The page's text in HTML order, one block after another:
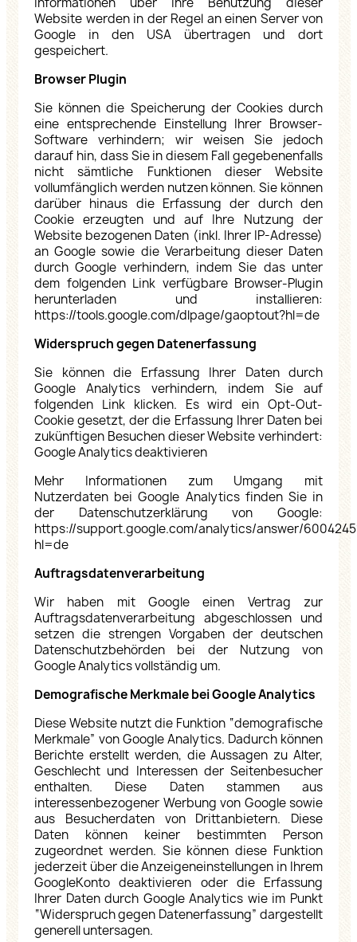
Website werden in der Regel an einen Server von
Google in den USA übertragen und dort
gespeichert.
Browser Plugin
Sie können die Speicherung der Cookies durch
eine entsprechende Einstellung Ihrer Browser-
Software verhindern; wir weisen Sie jedoch
darauf hin, dass Sie in diesem Fall gegebenenfalls
nicht sämtliche Funktionen dieser Website
vollumfänglich werden nutzen können. Sie können
darüber hinaus die Erfassung der durch den
Cookie erzeugten und auf Ihre Nutzung der
Website bezogenen Daten (inkl. Ihrer IP-Adresse)
an Google sowie die Verarbeitung dieser Daten
durch Google verhindern, indem Sie das unter
dem folgenden Link verfügbare Browser-Plugin
herunterladen und installieren:
https://tools.google.com/dlpage/gaoptout?hl=de
Widerspruch gegen Datenerfassung
Sie können die Erfassung Ihrer Daten durch
Google Analytics verhindern, indem Sie auf
folgenden Link klicken. Es wird ein Opt-Out-
Cookie gesetzt, der die Erfassung Ihrer Daten bei
zukünftigen Besuchen dieser Website verhindert:
Google Analytics deaktivieren
Mehr Informationen zum Umgang mit
Nutzerdaten bei Google Analytics finden Sie in
der Datenschutzerklärung von Google:
https://support.google.com/analytics/answer/
hl=de
Auftragsdatenverarbeitung
Wir haben mit Google einen Vertrag zur
Auftragsdatenverarbeitung abgeschlossen und
setzen die strengen Vorgaben der deutschen
Datenschutzbehörden bei der Nutzung von
Google Analytics vollständig um.
Demografische Merkmale bei Google Analytics
Diese Website nutzt die Funktion “demografische
Merkmale” von Google Analytics. Dadurch können
Berichte erstellt werden, die Aussagen zu Alter,
Geschlecht und Interessen der Seitenbesucher
enthalten. Diese Daten stammen aus
interessenbezogener Werbung von Google sowie
aus Besucherdaten von Drittanbietern. Diese
Daten können keiner bestimmten Person
zugeordnet werden. Sie können diese Funktion
jederzeit über die Anzeigeneinstellungen in Ihrem
GoogleKonto deaktivieren oder die Erfassung
Ihrer Daten durch Google Analytics wie im Punkt
“Widerspruch gegen Datenerfassung” dargestellt
generell untersagen.